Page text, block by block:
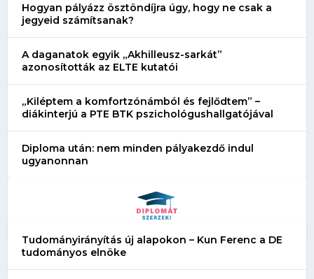
Hogyan pályázz ösztöndíjra úgy, hogy ne csak a
jegyeid számítsanak?
A daganatok egyik „Akhilleusz-sarkát”
azonosították az ELTE kutatói
„Kiléptem a komfortzónámból és fejlődtem” –
diákinterjú a PTE BTK pszichológushallgatójával
Diploma után: nem minden pályakezdő indul
ugyanonnan
Tudományirányítás új alapokon – Kun Ferenc a DE
tudományos elnöke